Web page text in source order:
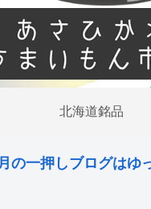
北海道銘品
ログはゆっくり穏